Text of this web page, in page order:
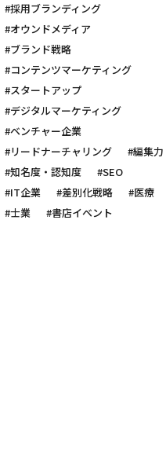
#採用ブランディング
#オウンドメディア
#ブランド戦略
#コンテンツマーケティング
#スタートアップ
#デジタルマーケティング
#ベンチャー企業
#リードナーチャリング
#編集力
#知名度・認知度
#SEO
#IT企業
#差別化戦略
#医療
#士業
#書店イベント